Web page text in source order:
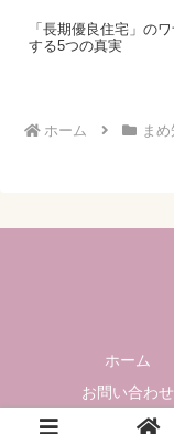
「長期優良住宅」の
する5つの真実
ホーム ま
ホーム
お問い合わせ